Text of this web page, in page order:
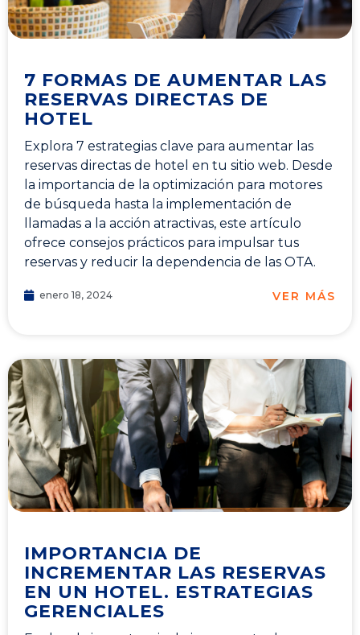
7 FORMAS DE AUMENTAR LAS
RESERVAS DIRECTAS DE
HOTEL
Explora 7 estrategias clave para aumentar las
reservas directas de hotel en tu sitio web. Desde
la importancia de la optimización para motores
de búsqueda hasta la implementación de
llamadas a la acción atractivas, este artículo
ofrece consejos prácticos para impulsar tus
reservas y reducir la dependencia de las OTA.
enero 18, 2024 VER MÁS
IMPORTANCIA DE
INCREMENTAR LAS RESERVAS
EN UN HOTEL. ESTRATEGIAS
GERENCIALES